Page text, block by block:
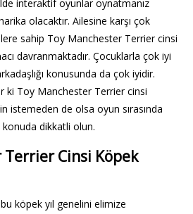
interaktif oyunlar oynatmanız
olacaktır. Ailesine karşı çok
sahip Toy Manchester Terrier cinsi
davranmaktadır. Çocuklarla çok iyi
konusunda da çok iyidir.
ki Toy Manchester Terrier cinsi
istemeden de olsa oyun sırasında
dikkatli olun.
Cinsi Köpek
köpek yıl genelini elimize